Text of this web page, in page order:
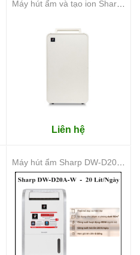
Máy hút ẩm và tạo ion Sharp DW-P12HV-W (28m2)
Liên hệ
Máy hút ẩm Sharp DW-D20A-W